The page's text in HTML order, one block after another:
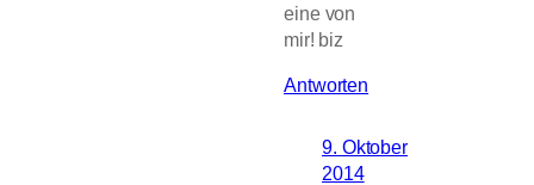
eine von
mir! biz
Antworten
9. Oktober
2014